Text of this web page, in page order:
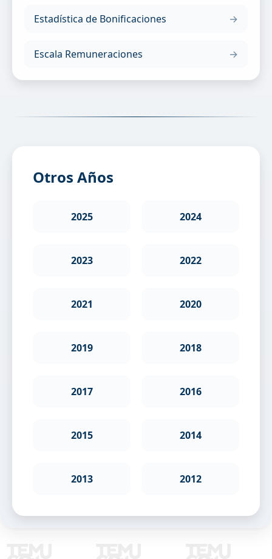
Estadística de Bonificaciones
Escala Remuneraciones
Otros Años
2025 2024
2023 2022
2021 2020
2019 2018
2017 2016
2015 2014
2013 2012